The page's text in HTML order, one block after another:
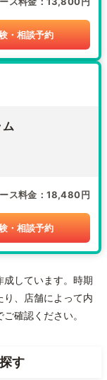
・相談予約
ス料金 18,480円
・相談予約
しています。時期
り、店舗によって内
確認ください。
す